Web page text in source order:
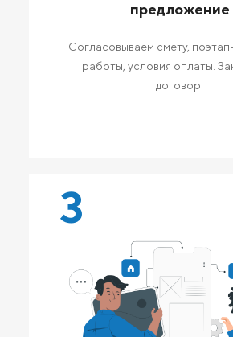
предложение
Согласовываем смету,
работы, условия оплаты.
договор.
3